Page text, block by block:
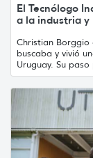
El Tecnólogo
a la industria y
Christian Borggio
buscaba y vivió
Uruguay. Su